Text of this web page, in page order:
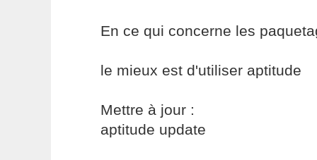
En ce qui concerne les
le mieux est d'utiliser aptitude
Mettre à jour :
aptitude update